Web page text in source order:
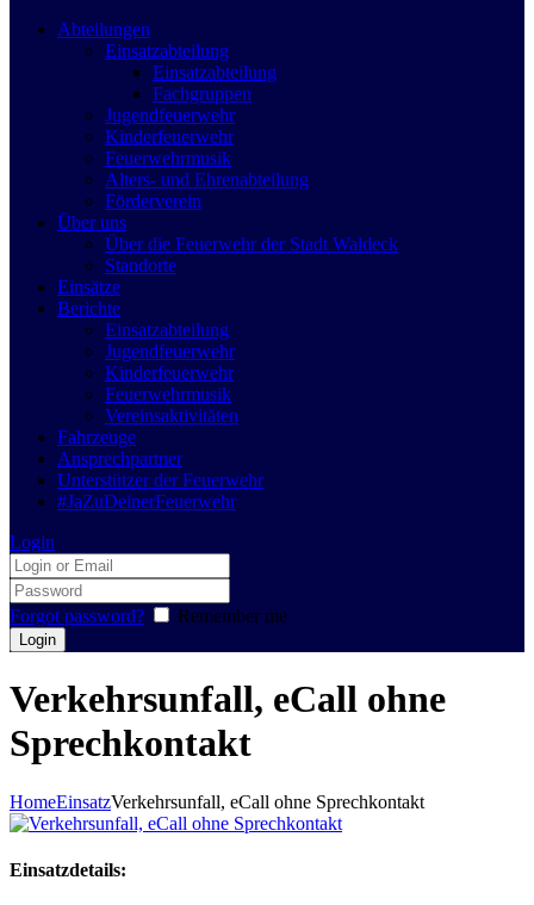
Abteilungen
Einsatzabteilung
Einsatzabteilung
Fachgruppen
Jugendfeuerwehr
Kinderfeuerwehr
Feuerwehrmusik
Alters- und Ehrenabteilung
Förderverein
Über uns
Über die Feuerwehr der Stadt Waldeck
Standorte
Einsätze
Berichte
Einsatzabteilung
Jugendfeuerwehr
Kinderfeuerwehr
Feuerwehrmusik
Vereinsaktivitäten
Fahrzeuge
Ansprechpartner
Unterstützer der Feuerwehr
#JaZuDeinerFeuerwehr
Login
Forgot password? Remember me
Verkehrsunfall, eCall ohne
Sprechkontakt
HomeEinsatzVerkehrsunfall, eCall ohne Sprechkontakt
Einsatzdetails: